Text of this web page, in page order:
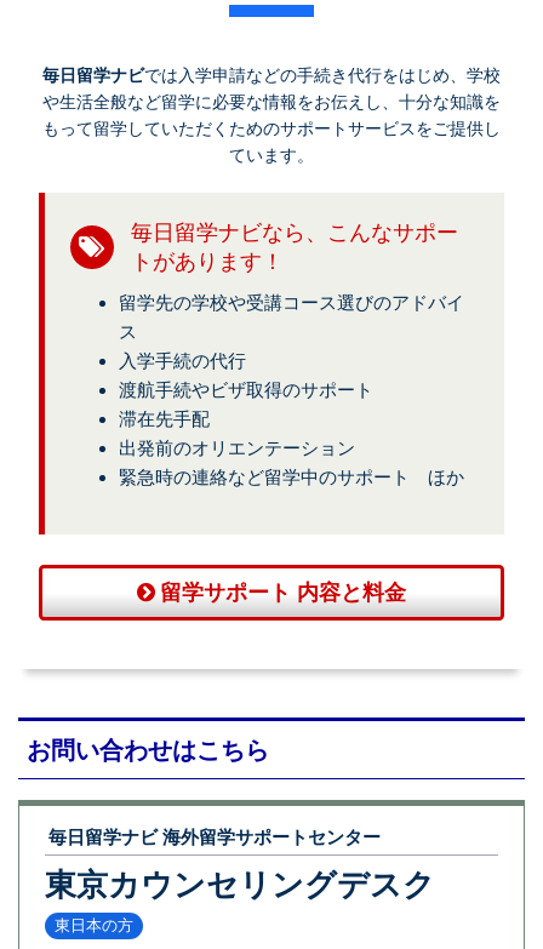
毎日留学ナビでは入学申請などの手続き代行をはじめ、学校
や生活全般など留学に必要な情報をお伝えし、十分な知識を
もって留学していただくためのサポートサービスをご提供し
ています。
毎日留学ナビなら、こんなサポー
トがあります！
留学先の学校や受講コース選びのアドバイ
ス
入学手続の代行
渡航手続やビザ取得のサポート
滞在先手配
出発前のオリエンテーション
緊急時の連絡など留学中のサポート ほか
留学サポート 内容と料金
お問い合わせはこちら
毎日留学ナビ 海外留学サポートセンター
東京カウンセリングデスク
東日本の方